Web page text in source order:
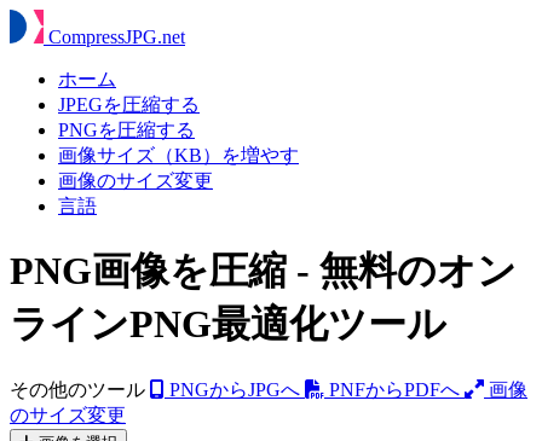
CompressJPG.net
ホーム
JPEGを圧縮する
PNGを圧縮する
画像サイズ（KB）を増やす
画像のサイズ変更
言語
PNG画像を圧縮 - 無料のオン
ラインPNG最適化ツール
その他のツール PNGからJPGへ PNFからPDFへ
画像
のサイズ変更